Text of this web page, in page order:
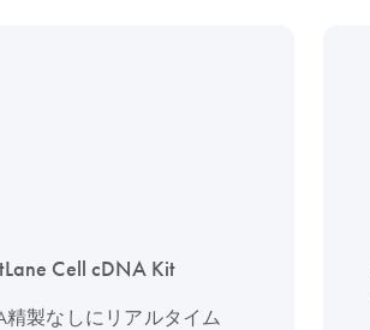
Cell cDNA Kit
精製なしにリアルタイム